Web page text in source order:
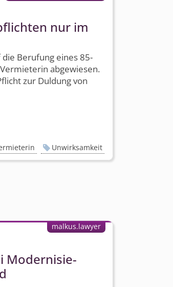
nur im
Berufung eines 85-
abgewiesen.
zur Duldung von
Unwirksamkeit
Modernisie­
malkus.lawyer